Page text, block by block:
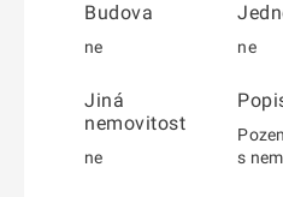
Budova
ne ne
Jiná
nemovitost
ne
s